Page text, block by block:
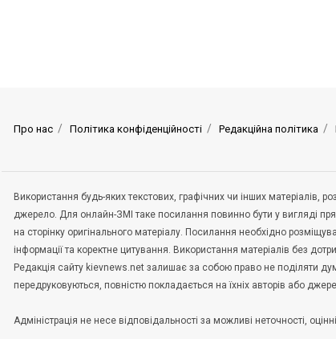
Про нас Політика конфіденційності Редакційна політика
Використання будь-яких текстових, графічних чи інших
джерело. Для онлайн-ЗМІ таке посилання повинно бути у вигляді
на сторінку оригінального матеріалу. Посилання необхідно
інформації та коректне цитування. Використання матеріалів без
Редакція сайту kievnews.net залишає за собою право не поділяти
передруковуються, повністю покладається на їхніх авторів або
Адміністрація не несе відповідальності за можливі неточності,